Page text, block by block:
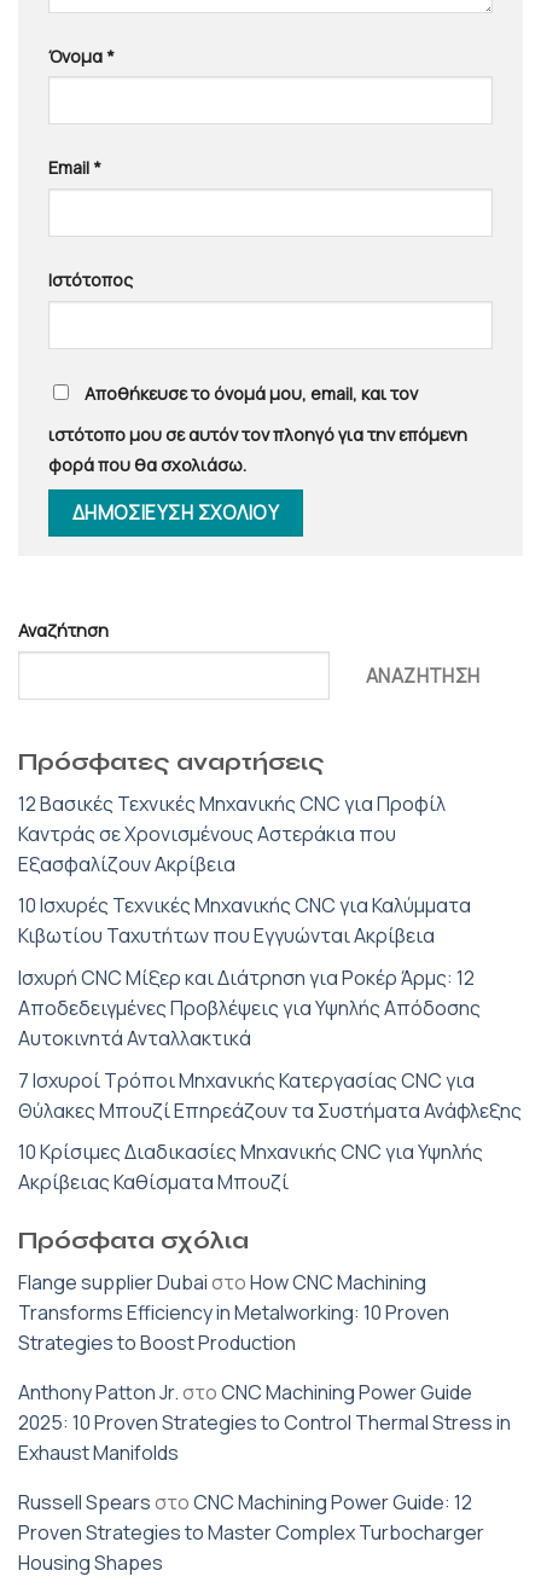
Όνομα *
Email *
Ιστότοπος
Αποθήκευσε το όνομά μου, email, και τον
ιστότοπο μου σε αυτόν τον πλοηγό για την επόμενη
φορά που θα σχολιάσω.
Αναζήτηση
ΑΝΑΖΉΤΗΣΗ
Πρόσφατες αναρτήσεις
12 Βασικές Τεχνικές Μηχανικής CNC για Προφίλ
Καντράς σε Χρονισμένους Αστεράκια που
Εξασφαλίζουν Ακρίβεια
10 Ισχυρές Τεχνικές Μηχανικής CNC για Καλύμματα
Κιβωτίου Ταχυτήτων που Εγγυώνται Ακρίβεια
Ισχυρή CNC Μίξερ και Διάτρηση για Ροκέρ Άρμς: 12
Αποδεδειγμένες Προβλέψεις για Υψηλής Απόδοσης
Αυτοκινητά Ανταλλακτικά
7 Ισχυροί Τρόποι Μηχανικής Κατεργασίας CNC για
Θύλακες Μπουζί Επηρεάζουν τα Συστήματα Ανάφλεξης
10 Κρίσιμες Διαδικασίες Μηχανικής CNC για Υψηλής
Ακρίβειας Καθίσματα Μπουζί
Πρόσφατα σχόλια
Flange supplier DubaiστοHow CNC Machining
Transforms Efficiency in Metalworking: 10 Proven
Strategies to Boost Production
Anthony Patton Jr.στοCNC Machining Power Guide
2025: 10 Proven Strategies to Control Thermal Stress in
Exhaust Manifolds
Russell SpearsστοCNC Machining Power Guide: 12
Proven Strategies to Master Complex Turbocharger
Housing Shapes